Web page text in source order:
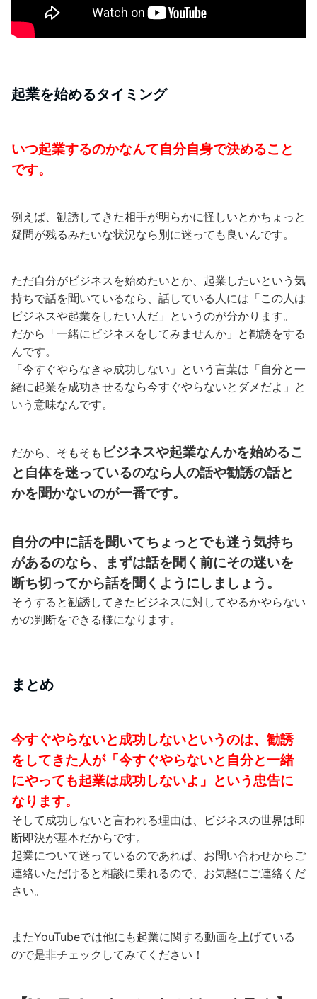
起業を始めるタイミング
いつ起業するのかなんて自分自身で決めること
です。
例えば、勧誘してきた相手が明らかに怪しいとかちょっと
疑問が残るみたいな状況なら別に迷っても良いんです。
ただ自分がビジネスを始めたいとか、起業したいという気
持ちで話を聞いているなら、話している人には「この人は
ビジネスや起業をしたい人だ」というのが分かります。
だから「一緒にビジネスをしてみませんか」と勧誘をする
んです。
「今すぐやらなきゃ成功しない」という言葉は「自分と一
緒に起業を成功させるなら今すぐやらないとダメだよ」と
いう意味なんです。
だから、そもそも ビジネスや起業なんかを始めるこ
と自体を迷っているのなら人の話や勧誘の話と
かを聞かないのが一番です。
自分の中に話を聞いてちょっとでも迷う気持ち
があるのなら、まずは話を聞く前にその迷いを
断ち切ってから話を聞くようにしましょう。
そうすると勧誘してきたビジネスに対してやるかやらない
かの判断をできる様になります。
まとめ
今すぐやらないと成功しないというのは、勧誘
をしてきた人が「今すぐやらないと自分と一緒
にやっても起業は成功しないよ」という忠告に
なります。
そして成功しないと言われる理由は、ビジネスの世界は即
断即決が基本だからです。
起業について迷っているのであれば、 お問い合わせからご
連絡いただけると相談に乗れるので、お気軽にご連絡くだ
さい。
またYouTubeでは他にも起業に関する動画を上げている
ので是非チェックしてみてください！